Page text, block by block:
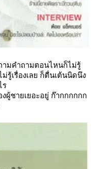
มคำถามตอนไหนก็ไม่รู้
ม่รู้เรื่องเลย ก็ตื่นเต้นนิดนึง
ร
ผู้ชายเยอะอยู่ ก๊ากกกกกก